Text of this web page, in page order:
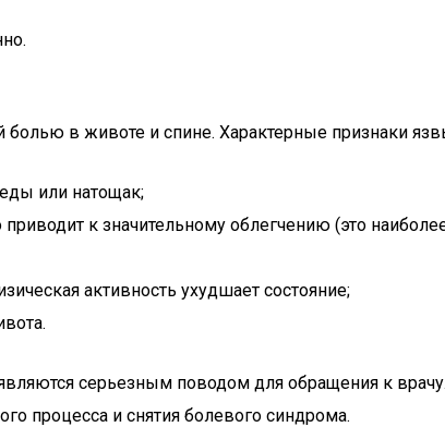
болью в животе и спине. Характерные признаки
или натощак;
к значительному облегчению (это
активность ухудшает состояние;
серьезным поводом для обращения к
процесса и снятия болевого синдрома.